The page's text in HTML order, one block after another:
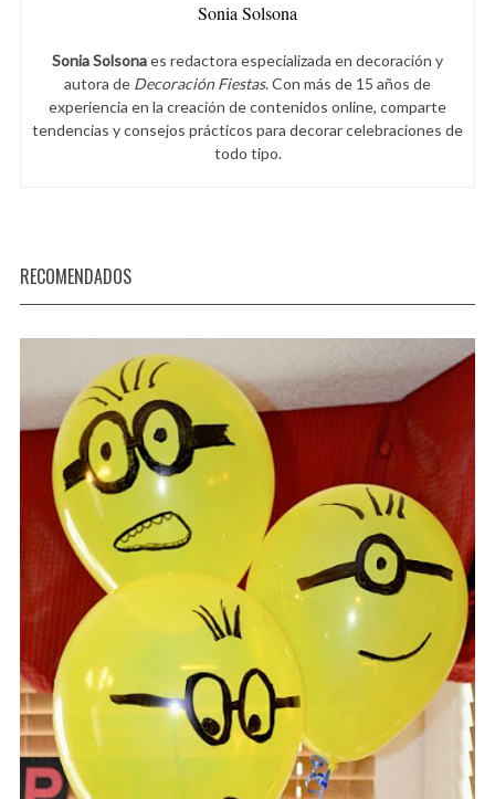
Sonia Solsona
Sonia Solsonaes redactora especializada en decoración y
autora de Decoración Fiestas. Con más de 15 años de
experiencia en la creación de contenidos online, comparte
tendencias y consejos prácticos para decorar celebraciones de
todo tipo.
RECOMENDADOS